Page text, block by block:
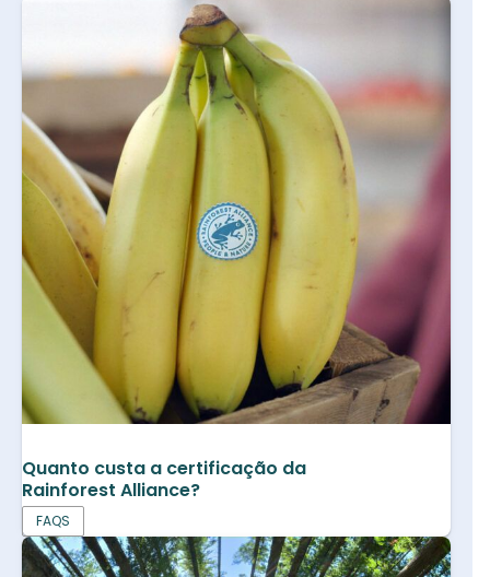
Quanto custa a certificação da
Rainforest Alliance?
FAQS